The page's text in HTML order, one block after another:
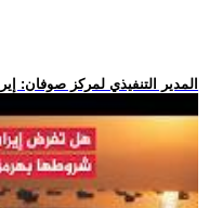
.. المدير التنفيذي لمركز صوفان: